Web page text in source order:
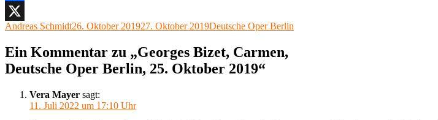
Facebook
X
Autor
Andreas SchmidtVeröffentlicht
26. Oktober 201927. Oktober 2019Kategorien
Deutsche Oper Berlin
Ein Kommentar zu „Georges Bizet, Carmen,
Deutsche Oper Berlin, 25. Oktober 2019“
Vera Mayer sagt:
11. Juli 2022 um 17:10 Uhr